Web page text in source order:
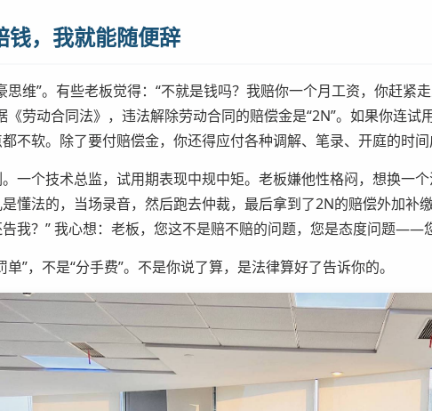
钱，我就能随便辞
思维”。有些老板觉得：“不就是钱吗？我赔你一个月工资，你赶紧
《劳动合同法》，违法解除劳动合同的赔偿金是“2N”。如果你连试
不软。除了要付赔偿金，你还得应付各种调解、笔录、开庭的时间
一个技术总监，试用期表现中规中矩。老板嫌他性格闷，想换一
懂法的，当场录音，然后跑去仲裁，最后拿到了2N的赔偿外加补
我？” 我心想：老板，您这不是赔不赔的问题，您是态度问题——
”，不是“分手费”。不是你说了算，是法律算好了告诉你的。